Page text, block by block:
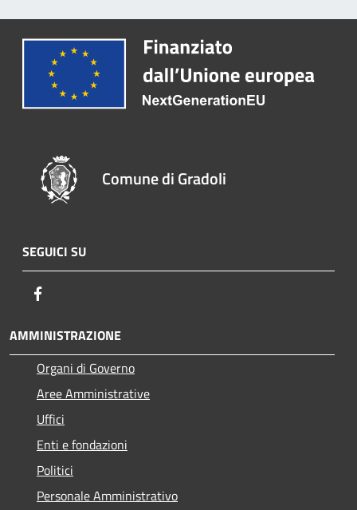
Comune di Gradoli
SEGUICI SU
AMMINISTRAZIONE
Organi di Governo
Aree Amministrative
Uffici
Enti e fondazioni
Politici
Personale Amministrativo